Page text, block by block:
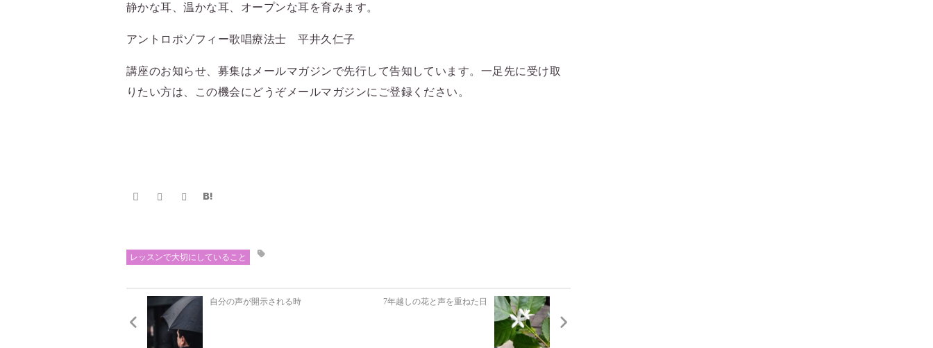
静かな耳、温かな耳、オープンな耳を育みます。
アントロポゾフィー歌唱療法士 平井久仁子
講座のお知らせ、募集はメールマガジンで先行して告知しています。一足先に受け取
りたい方は、この機会にどうぞメールマガジンにご登録ください。
レッスンで大切にしていること
自分の声が開示される時 7年越しの花と声を重ねた日